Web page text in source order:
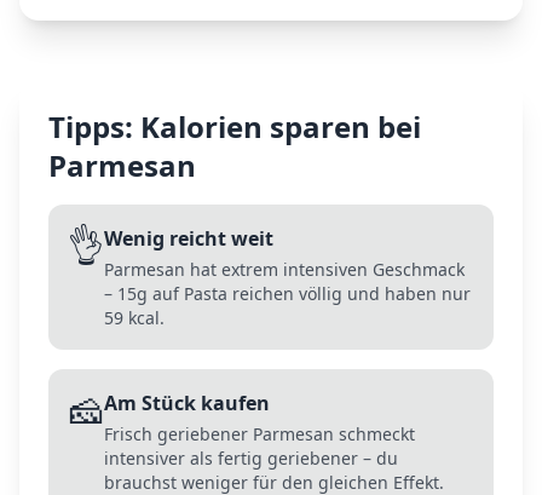
Tipps: Kalorien sparen bei
Parmesan
👌Wenig reicht weit
Parmesan hat extrem intensiven Geschmack
– 15g auf Pasta reichen völlig und haben nur
59 kcal.
🧀Am Stück kaufen
Frisch geriebener Parmesan schmeckt
intensiver als fertig geriebener – du
brauchst weniger für den gleichen Effekt.